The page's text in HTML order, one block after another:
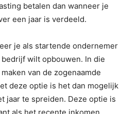
betalen dan wanneer je
een jaar is verdeeld.
je als startende ondernemer
wilt opbouwen. In die
van de zogenaamde
deze optie is het dan mogelijk
jaar te spreiden. Deze optie is
als het recente inkomen